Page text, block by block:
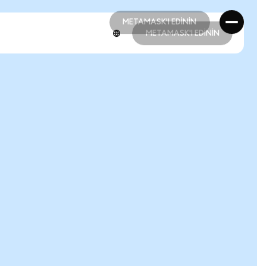
METAMASK'I EDİNİN
METAMASK'I EDİNİN
METAMASK'I EDİNİN